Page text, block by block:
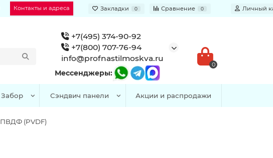
Контакты и адреса Закладки 0 Сравнение 0 Личный
+7(495) 374-90-92
+7(800) 707-76-94
info@profnastilmoskva.ru
Мессенджеры:
0
Забор Сэндвич панели Акции и распродажи
ПВДФ (PVDF)